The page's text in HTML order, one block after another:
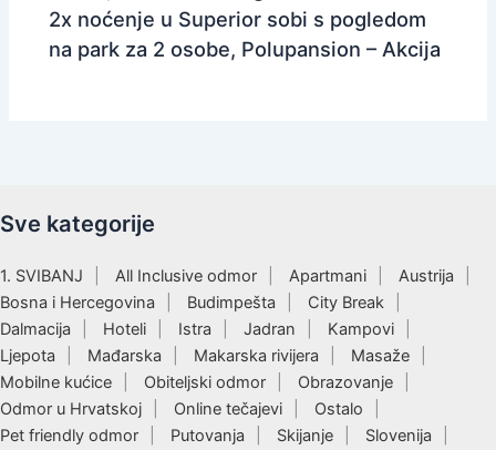
2x noćenje u Superior sobi s pogledom
na park za 2 osobe, Polupansion – Akcija
Sve kategorije
1. SVIBANJ All Inclusive odmor Apartmani
Austrija
Bosna i Hercegovina
Budimpešta
City Break
Dalmacija
Hoteli Istra Jadran
Kampovi
Ljepota
Mađarska Makarska rivijera
Masaže
Mobilne kućice
Obiteljski odmor
Obrazovanje
Odmor u Hrvatskoj
Online tečajevi
Ostalo
Pet friendly odmor
Putovanja Skijanje Slovenija